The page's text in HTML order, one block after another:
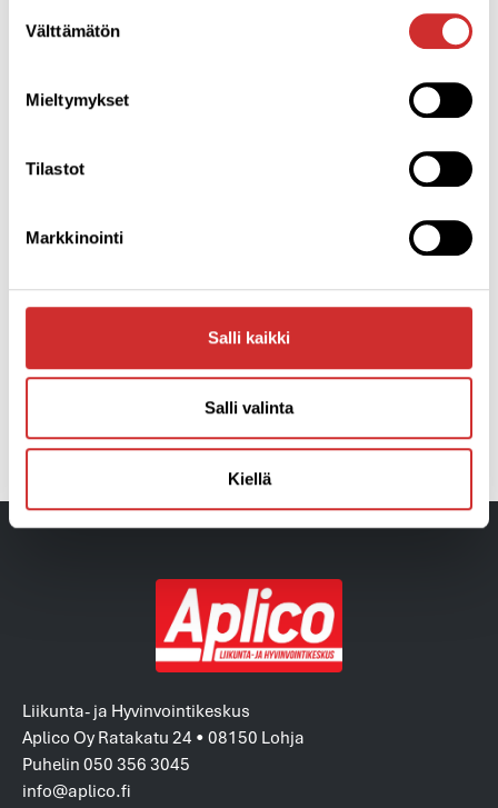
valinta
Välttämätön
Mieltymykset
Tilastot
Markkinointi
Salli kaikki
Salli valinta
Kiellä
kannattaa sipaista kasviöljypohjaista rasiamargariinia tai
kastiketta. Suositeltava ruokavalio sisältää vain vähän
sokeria ja suolaa.
Lähde: Valtion ravitsemus neuvottelukunta/Suomalaiset
Ravitsemussuositukset
Kuoren alta: Jean Feller
Punaisten nenien päivä
Liikunta- ja Hyvinvointikeskus
Aplico Oy Ratakatu 24 • 08150 Lohja
Puhelin 050 356 3045
info@aplico.fi